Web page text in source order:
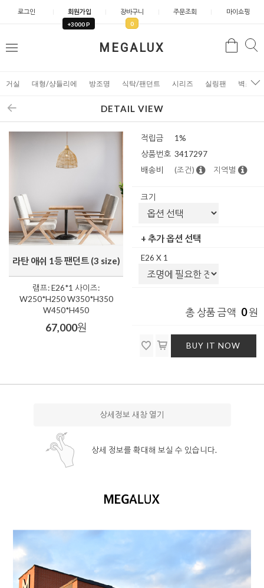
로그인 회원가입
+3000 P
장바구니
0
주문조회 마이쇼핑
MEGALUX
메
검
거실 대형/샹들리에 방조명 식탁/팬던트 시리즈 실링팬 벽조명
DETAIL VIEW
라탄 애쉬 1등 팬던트 (3 size)
램프: E26*1 사이즈:
W250*H250 W350*H350
W450*H450
67,000원
적립금
1%
상품번호 3417297
배송비
(조건) 지역별
크기
+ 추가 옵션 선택
E26 X 1
총 상품 금액 0원
BUY IT NOW
상세정보 새창 열기
상세 정보를 확대해 보실 수 있습니다.